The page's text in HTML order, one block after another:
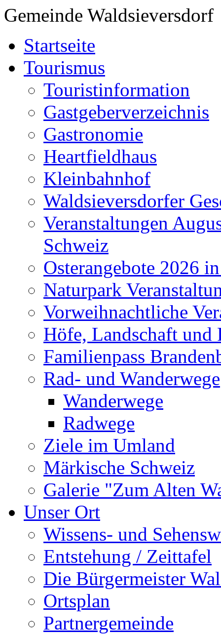
Gemeinde Waldsieversdorf
Startseite
Tourismus
Touristinformation
Gastgeberverzeichnis
Gastronomie
Heartfieldhaus
Kleinbahnhof
Waldsieversdorfer
Veranstaltungen
Schweiz
Osterangebote 2026
Naturpark
Vorweihnachtliche
Höfe, Landschaft und
Familienpass
Rad- und Wanderwege
Wanderwege
Radwege
Ziele im Umland
Märkische Schweiz
Galerie "Zum Alten
Unser Ort
Wissens- und
Entstehung / Zeittafel
Die Bürgermeister
Ortsplan
Partnergemeinde